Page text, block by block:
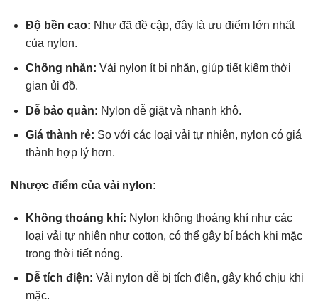
Độ bền cao: Như đã đề cập, đây là ưu điểm lớn nhất
của nylon.
Chống nhăn: Vải nylon ít bị nhăn, giúp tiết kiệm thời
gian ủi đồ.
Dễ bảo quản: Nylon dễ giặt và nhanh khô.
Giá thành rẻ: So với các loại vải tự nhiên, nylon có giá
thành hợp lý hơn.
Nhược điểm của vải nylon:
Không thoáng khí: Nylon không thoáng khí như các
loại vải tự nhiên như cotton, có thể gây bí bách khi mặc
trong thời tiết nóng.
Dễ tích điện: Vải nylon dễ bị tích điện, gây khó chịu khi
mặc.